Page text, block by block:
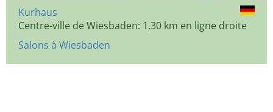
Kurhaus
Centre-ville de Wiesbaden: 1,30 km en ligne droite
Salons à Wiesbaden